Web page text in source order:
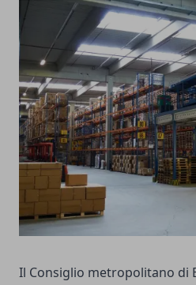
Il Consiglio metropolitano di